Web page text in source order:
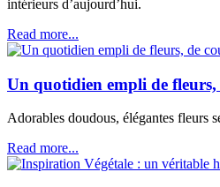
intérieurs d’aujourd’hui.
Read more...
Un quotidien empli de fleurs,
Adorables doudous, élégantes fleurs
Read more...